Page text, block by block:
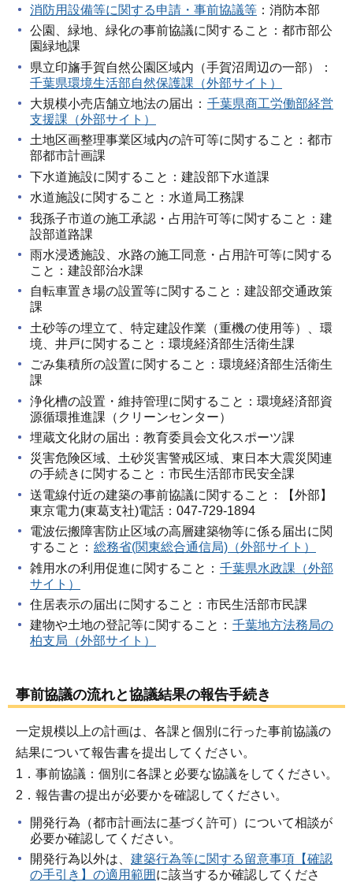
消防用設備等に関する申請・事前協議等 ：消防本部
公園、緑地、緑化の事前協議に関すること：都市部公
園緑地課
県立印旛手賀自然公園区域内（手賀沼周辺の一部）：
千葉県環境生活部自然保護課（外部サイト）
大規模小売店舗立地法の届出： 千葉県商工労働部経営
支援課（外部サイト）
土地区画整理事業区域内の許可等に関すること：都市
部都市計画課
下水道施設に関すること：建設部下水道課
水道施設に関すること：水道局工務課
我孫子市道の施工承認・占用許可等に関すること：建
設部道路課
雨水浸透施設、水路の施工同意・占用許可等に関する
こと：建設部治水課
自転車置き場の設置等に関すること：建設部交通政策
課
土砂等の埋立て、特定建設作業（重機の使用等）、環
境、井戸に関すること：環境経済部生活衛生課
ごみ集積所の設置に関すること：環境経済部生活衛生
課
浄化槽の設置・維持管理に関すること：環境経済部資
源循環推進課（クリーンセンター）
埋蔵文化財の届出：教育委員会文化スポーツ課
災害危険区域、土砂災害警戒区域、東日本大震災関連
の手続きに関すること：市民生活部市民安全課
送電線付近の建築の事前協議に関すること：【外部】
東京電力(東葛支社)電話：047-729-1894
電波伝搬障害防止区域の高層建築物等に係る届出に関
すること： 総務省(関東総合通信局)（外部サイト）
雑用水の利用促進に関すること： 千葉県水政課（外部
サイト）
住居表示の届出に関すること：市民生活部市民課
建物や土地の登記等に関すること： 千葉地方法務局の
柏支局（外部サイト）
事前協議の流れと協議結果の報告手続き
一定規模以上の計画は、各課と個別に行った事前協議の
結果について報告書を提出してください。
1．事前協議：個別に各課と必要な協議をしてください。
2．報告書の提出が必要かを確認してください。
開発行為（都市計画法に基づく許可）について相談が
必要か確認してください。
開発行為以外は、 建築行為等に関する留意事項【確認
の手引き】の適用範囲 に該当するか確認してくださ